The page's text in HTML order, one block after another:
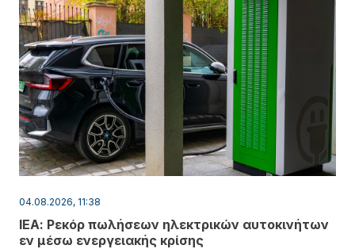
04.08.2026, 11:38
ΙΕΑ: Ρεκόρ πωλήσεων ηλεκτρικών αυτοκινήτων
εν μέσω ενεργειακής κρίσης